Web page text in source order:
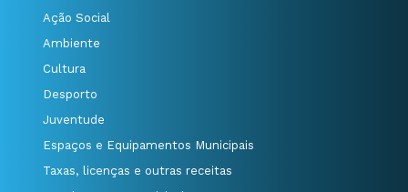
Ação Social
Ambiente
Cultura
Desporto
Juventude
Espaços e Equipamentos Municipais
Taxas, licenças e outras receitas